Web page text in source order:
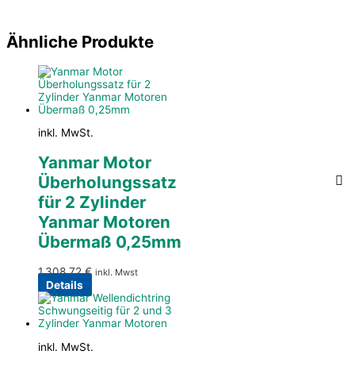
Ähnliche Produkte
inkl. MwSt.
Yanmar Motor
Überholungssatz
für 2 Zylinder
Yanmar Motoren
Übermaß 0,25mm
1.308,72€ inkl. Mwst
Details
inkl. MwSt.